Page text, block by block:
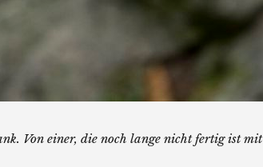
Von einer, die noch lange nicht fertig ist mit